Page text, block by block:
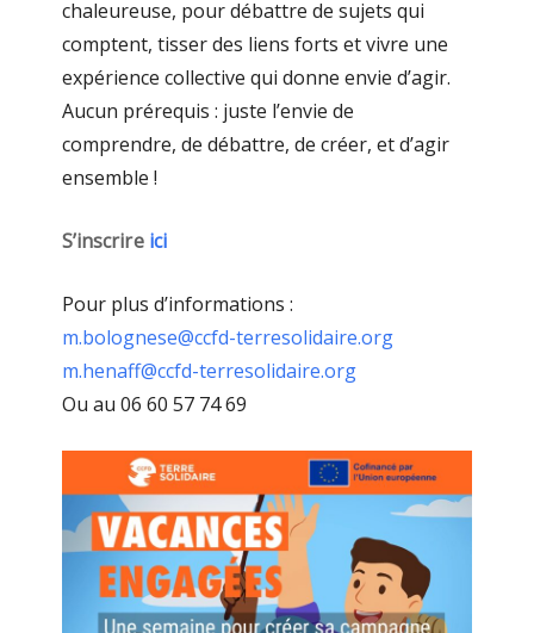
chaleureuse, pour débattre de sujets qui
comptent, tisser des liens forts et vivre une
expérience collective qui donne envie d’agir.
Aucun prérequis : juste l’envie de
comprendre, de débattre, de créer, et d’agir
ensemble !
S’inscrire ici
Pour plus d’informations :
m.bolognese@ccfd-terresolidaire.org
m.henaff@ccfd-terresolidaire.org
Ou au 06 60 57 74 69